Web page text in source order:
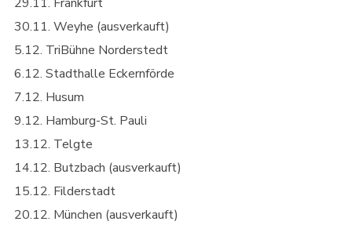
30.11. Weyhe (ausverkauft)
5.12. TriBühne Norderstedt
6.12. Stadthalle Eckernförde
7.12. Husum
9.12. Hamburg-St. Pauli
13.12. Telgte
14.12. Butzbach (ausverkauft)
15.12. Filderstadt
20.12. München (ausverkauft)